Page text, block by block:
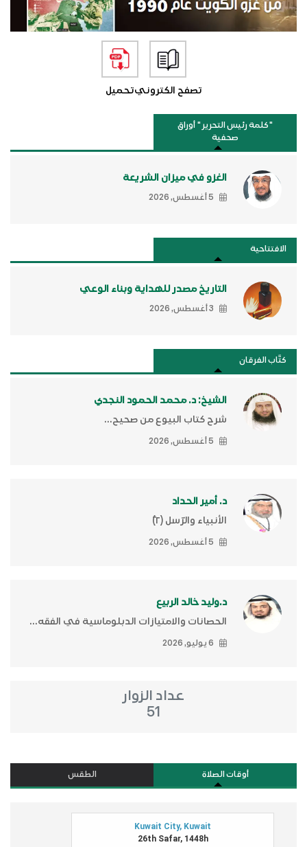
تصفح الكترونيتحميل
"كلمة رئيس التحرير " أوراق
صحفية
الغزو في ميزان الشريعة
5 أغسطس, 2026
الافتتاحية
التاريخ مصدر للهداية وبناء الوعي
3 أغسطس, 2026
كتَّاب الفرقان
الشيخ: د. محمد الحمود النجدي
شرح كتاب البيوع من صحيح...
5 أغسطس, 2026
د. أمير الحداد
الأنبياء والرّسل (٢)ّ
5 أغسطس, 2026
د.وليد خالد الربيع
الحصانات والامتيازات الدبلوماسية في الفقه...
6 يوليو, 2026
عداد الزوار
51
أوقات الصلاة الطقس